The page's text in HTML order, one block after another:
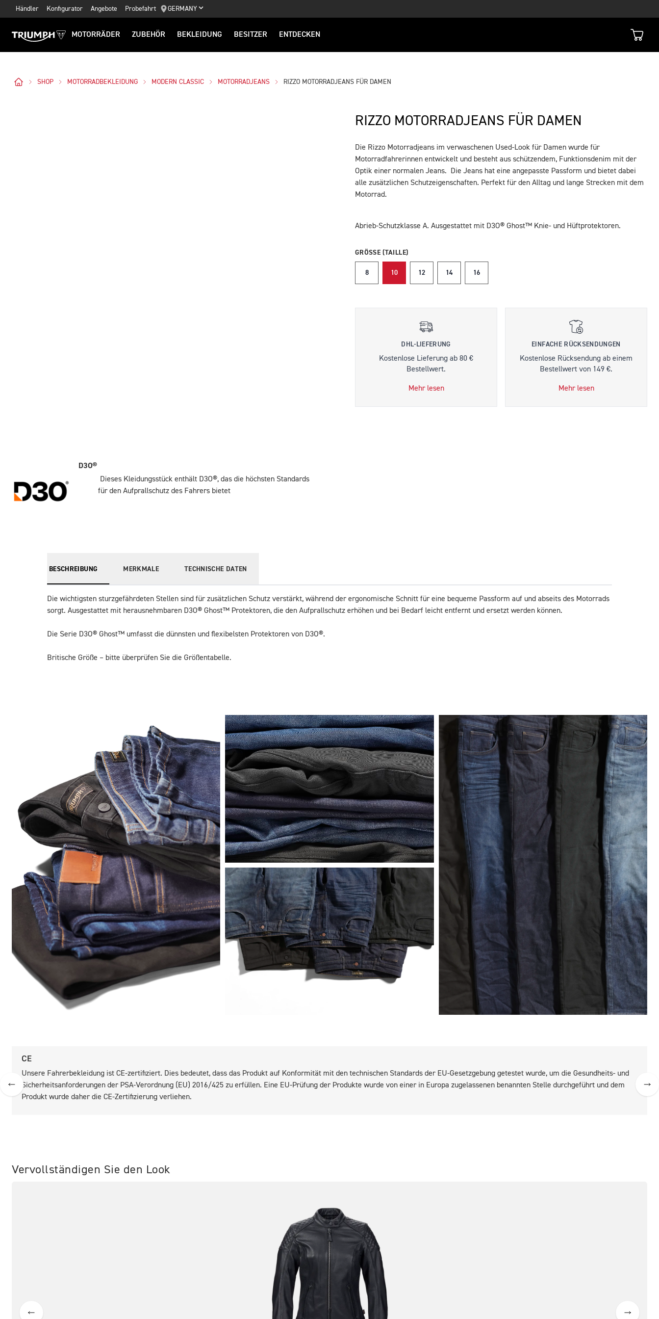
Händler Konfigurator Angebote Probefahrt GERMANY
MOTORRÄDER ZUBEHÖR BEKLEIDUNG BESITZER ENTDECKEN
SHOP MOTORRADBEKLEIDUNG MODERN CLASSIC MOTORRADJEANS RIZZO MOTORRADJEANS FÜR DAMEN
RIZZO MOTORRADJEANS FÜR DAMEN
BESCHREIBUNG
Die Rizzo Motorradjeans im verwaschenen Used-Look für Damen wurde für
Motorradfahrerinnen entwickelt und besteht aus schützendem, Funktionsdenim mit der
Optik einer normalen Jeans. Die Jeans hat eine angepasste Passform und bietet dabei
alle zusätzlichen Schutzeigenschaften. Perfekt für den Alltag und lange Strecken mit dem
Motorrad.
Abrieb-Schutzklasse A. Ausgestattet mit D3O® Ghost™ Knie- und Hüftprotektoren.
GRÖSSE (TAILLE)
8 10 12 14 16
DHL-LIEFERUNG
Kostenlose Lieferung ab 80 €
Bestellwert.
Mehr lesen
EINFACHE RÜCKSENDUNGEN
Kostenlose Rücksendung ab einem
Bestellwert von 149 €.
Mehr lesen
D3O®
Dieses Kleidungsstück enthält D3O®, das die höchsten Standards
für den Aufprallschutz des Fahrers bietet
BESCHREIBUNG MERKMALE TECHNISCHE DATEN
Die wichtigsten sturzgefährdeten Stellen sind für zusätzlichen Schutz verstärkt, während der ergonomische Schnitt für eine bequeme Passform auf und abseits des Motorrads
sorgt. Ausgestattet mit herausnehmbaren D3O® Ghost™ Protektoren, die den Aufprallschutz erhöhen und bei Bedarf leicht entfernt und ersetzt werden können.
Die Serie D3O® Ghost™ umfasst die dünnsten und flexibelsten Protektoren von D3O®.
Britische Größe – bitte überprüfen Sie die Größentabelle.
CE
Unsere Fahrerbekleidung ist CE-zertifiziert. Dies bedeutet, dass das Produkt auf Konformität mit den technischen Standards der EU-Gesetzgebung getestet wurde, um die Gesundheits- und
Sicherheitsanforderungen der PSA-Verordnung (EU) 2016/425 zu erfüllen. Eine EU-Prüfung der Produkte wurde von einer in Europa zugelassenen benannten Stelle durchgeführt und dem
Produkt wurde daher die CE-Zertifizierung verliehen.
Vervollständigen Sie den Look